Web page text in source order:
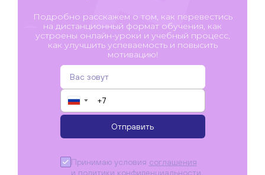
Подробно расскажем о том, как перевестись
на дистанционный формат обучения, как
устроены онлайн-уроки и учебный процесс,
как улучшить успеваемость и повысить
мотивацию!
▼
Отправить
Принимаю условия соглашения
и политики конфиденциальности